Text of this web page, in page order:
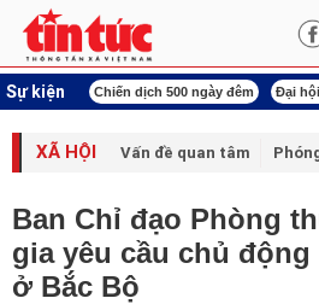
Sự kiện
mạng Chiến dịch 500 ngày đêm Đại
XÃ HỘI Vấn đề quan tâm
Ban Chỉ đạo Phòng
gia yêu cầu chủ
ở Bắc Bộ